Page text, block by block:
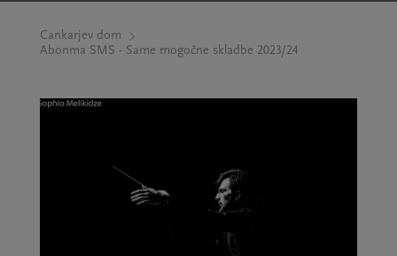
Cankarjev dom
Abonma SMS - Same mogočne skladbe 2023/24